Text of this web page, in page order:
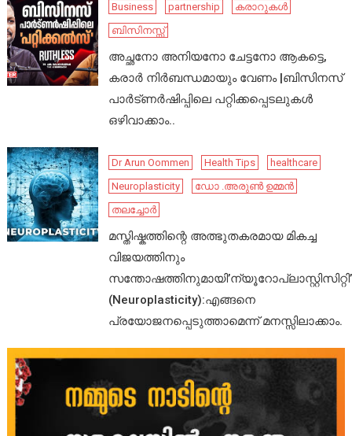
Business partnership
കരാറുകൾ
ബിസിനസ്സ്
അച്ഛനോ അനിയനോ ചേട്ടനോ ആകട്ടെ,
കരാർ നിർബന്ധമായും വേണം |ബിസിനസ്
പാർട്ണർഷിപ്പിലെ പറ്റിക്കപ്പെടലുകൾ
ഒഴിവാക്കാം..
Dr Arun Oommen Health Tips
healthcare
Neuroplasticity
ഡോ .അരുൺ ഉമ്മൻ
തലച്ചോർ
മസ്തിഷ്കത്തിന്റെ അത്ഭുതകരമായ മികച്ച
വിജയത്തിനും
സന്തോഷത്തിനുമായി’ന്യൂറോപ്ലാസ്റ്റിസിറ്റി’
(Neuroplasticity):എങ്ങനെ
പ്രയോജനപ്പെടുത്താമെന്ന് മനസ്സിലാക്കാം.